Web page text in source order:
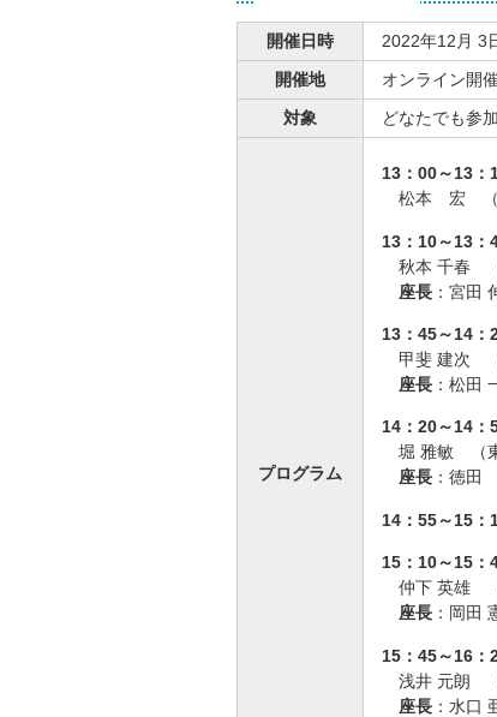
開催日時
2022年12月 3
開催地
オンライン開
対象
どなたでも参
プログラム
13：00～13
松本 宏 （
13：10～13：
秋本 千春
座長 ：宮田
13：45～14
甲斐 建次
座長 ：松田
14：20～14：
堀 雅敏 （
座長 ：徳田
14：55～15：
15：10～15
仲下 英雄
座長 ：岡田
15：45～16
浅井 元朗
座長 ：水口